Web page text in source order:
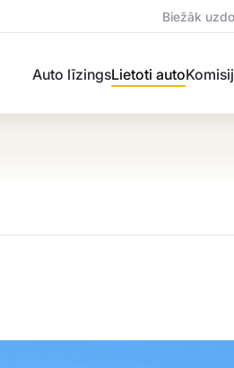
Biežāk
Auto līzingsLietoti auto